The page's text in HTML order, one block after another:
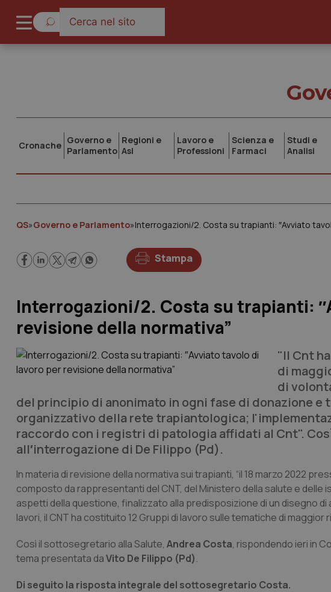
Cronache Governo e
Parlamento
Regioni e
Asl
Lavoro e
Professioni
Scienza e
Farmaci
Studi e
Analisi
QS»Governo e Parlamento»Interrogazioni/2. Costa su trapianti: ″Avviato
Stampa
Interrogazioni/2. Costa su trapianti:
revisione della normativa”
"Il Cnt
di
di
del principio di anonimato in ogni fase di donazione
organizzativo della rete trapiantologica;
raccordo con i registri di patologia affidati al Cnt".
all′interrogazione di De Filippo (Pd).
In materia di revisione della normativa sui trapianti, “il 18 marzo 2022
composto da rappresentanti del CNT, del Ministero della salute e
aspetti della questione, finalizzato alla predisposizione di un disegno
lavori, il CNT ha costituito 12 Gruppi di lavoro sulle tematiche di maggior
Così il sottosegretario alla Salute, Andrea Costa, rispondendo ieri in
tema presentata daVito De Filippo (Pd).
Di seguito la risposta integrale del sottosegretario Costa.